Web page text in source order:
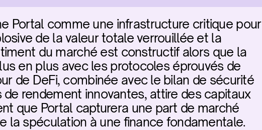
Portal comme une infrastructure critique pour
de la valeur totale verrouillée et la
du marché est constructif alors que la
en plus avec les protocoles éprouvés de
de DeFi, combinée avec le bilan de sécurité
rendement innovantes, attire des capitaux
que Portal capturera une part de marché
la spéculation à une finance fondamentale.